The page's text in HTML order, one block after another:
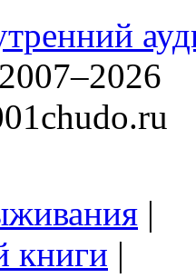
|
книги |